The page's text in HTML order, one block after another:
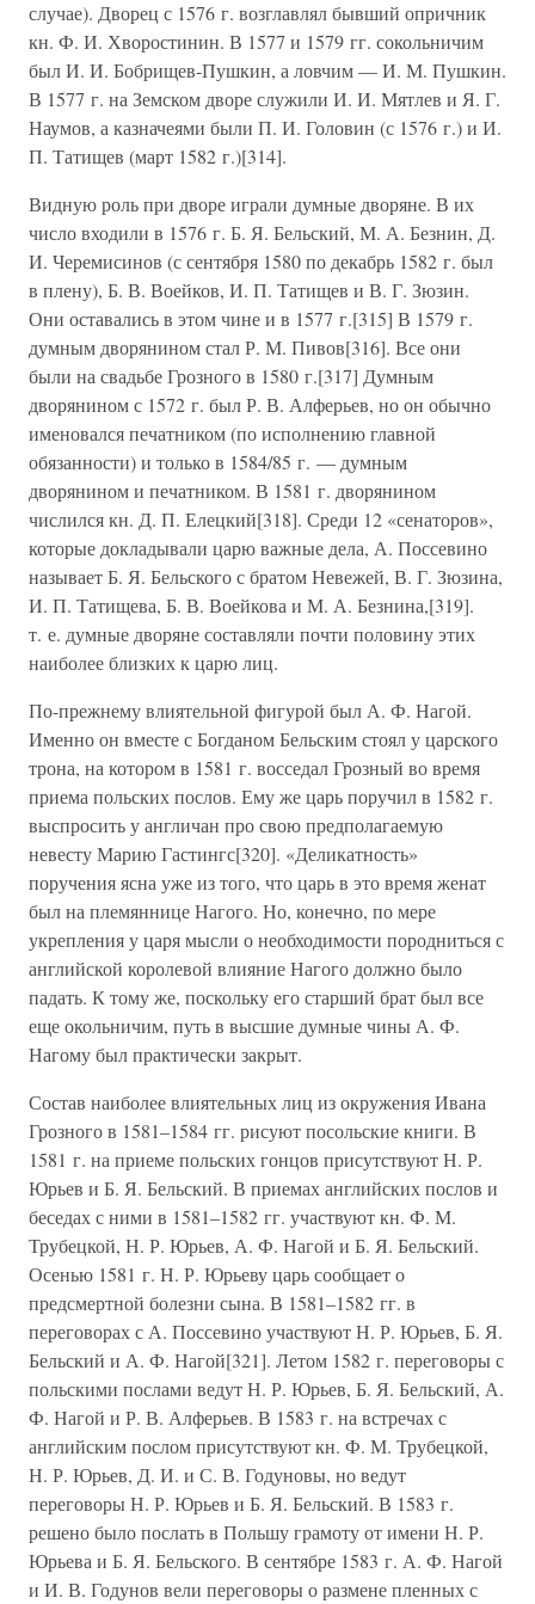
случае). Дворец с 1576 г. возглавлял бывший опричник
кн. Ф. И. Хворостинин. В 1577 и 1579 гг. сокольничим
был И. И. Бобрищев-Пушкин, а ловчим — И. М. Пушкин.
В 1577 г. на Земском дворе служили И. И. Мятлев и Я. Г.
Наумов, а казначеями были П. И. Головин (с 1576 г.) и И.
П. Татищев (март 1582 г.)[314].
Видную роль при дворе играли думные дворяне. В их
число входили в 1576 г. Б. Я. Бельский, М. А. Безнин, Д.
И. Черемисинов (с сентября 1580 по декабрь 1582 г. был
в плену), Б. В. Воейков, И. П. Татищев и В. Г. Зюзин.
Они оставались в этом чине и в 1577 г.[315] В 1579 г.
думным дворянином стал Р. М. Пивов[316]. Все они
были на свадьбе Грозного в 1580 г.[317] Думным
дворянином с 1572 г. был Р. В. Алферьев, но он обычно
именовался печатником (по исполнению главной
обязанности) и только в 1584/85 г. — думным
дворянином и печатником. В 1581 г. дворянином
числился кн. Д. П. Елецкий[318]. Среди 12 «сенаторов»,
которые докладывали царю важные дела, А. Поссевино
называет Б. Я. Бельского с братом Невежей, В. Г. Зюзина,
И. П. Татищева, Б. В. Воейкова и М. А. Безнина,[319].
т. е. думные дворяне составляли почти половину этих
наиболее близких к царю лиц.
По-прежнему влиятельной фигурой был А. Ф. Нагой.
Именно он вместе с Богданом Бельским стоял у царского
трона, на котором в 1581 г. восседал Грозный во время
приема польских послов. Ему же царь поручил в 1582 г.
выспросить у англичан про свою предполагаемую
невесту Марию Гастингс[320]. «Деликатность»
поручения ясна уже из того, что царь в это время женат
был на племяннице Нагого. Но, конечно, по мере
укрепления у царя мысли о необходимости породниться с
английской королевой влияние Нагого должно было
падать. К тому же, поскольку его старший брат был все
еще окольничим, путь в высшие думные чины А. Ф.
Нагому был практически закрыт.
Состав наиболее влиятельных лиц из окружения Ивана
Грозного в 1581–1584 гг. рисуют посольские книги. В
1581 г. на приеме польских гонцов присутствуют Н. Р.
Юрьев и Б. Я. Бельский. В приемах английских послов и
беседах с ними в 1581–1582 гг. участвуют кн. Ф. М.
Трубецкой, Н. Р. Юрьев, А. Ф. Нагой и Б. Я. Бельский.
Осенью 1581 г. Н. Р. Юрьеву царь сообщает о
предсмертной болезни сына. В 1581–1582 гг. в
переговорах с А. Поссевино участвуют Н. Р. Юрьев, Б. Я.
Бельский и А. Ф. Нагой[321]. Летом 1582 г. переговоры с
польскими послами ведут Н. Р. Юрьев, Б. Я. Бельский, А.
Ф. Нагой и Р. В. Алферьев. В 1583 г. на встречах с
английским послом присутствуют кн. Ф. М. Трубецкой,
Н. Р. Юрьев, Д. И. и С. В. Годуновы, но ведут
переговоры Н. Р. Юрьев и Б. Я. Бельский. В 1583 г.
решено было послать в Польшу грамоту от имени Н. Р.
Юрьева и Б. Я. Бельского. В сентябре 1583 г. А. Ф. Нагой
и И. В. Годунов вели переговоры о размене пленных с